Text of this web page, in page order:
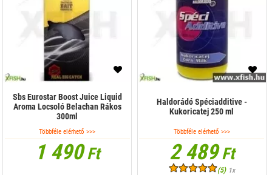
Sbs Eurostar Boost Juice Liquid
Aroma Locsoló Belachan Rákos
300ml
Többféle elérhető >>>
1 490Ft
Haldorádó Spéciadditive -
Kukoricatej 250 ml
Többféle elérhető >>>
2 489Ft
(5) 1x